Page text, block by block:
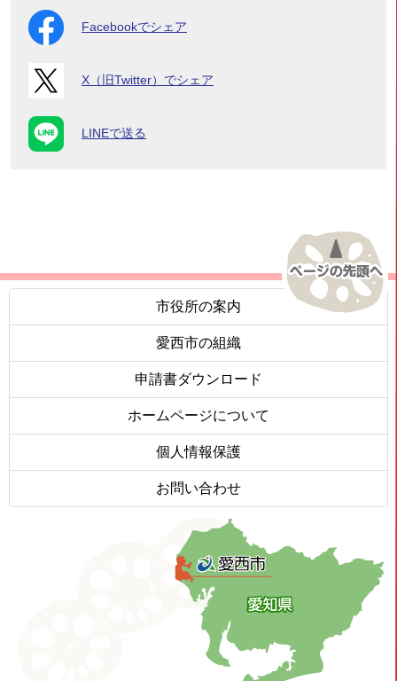
Facebookでシェア
X（旧Twitter）でシェア
LINEで送る
市役所の案内
愛西市の組織
申請書ダウンロード
ホームページについて
個人情報保護
お問い合わせ